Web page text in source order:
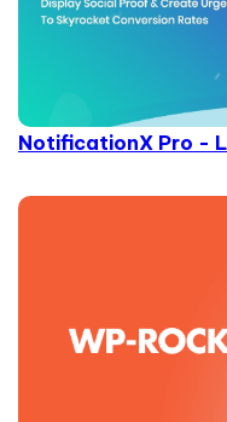
NotificationX Pro -